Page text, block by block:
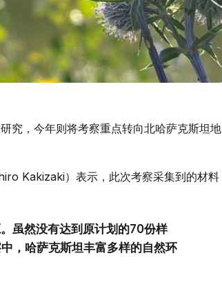
究，今年则将考察重点转向北哈萨克斯坦地
Kakizaki）表示，此次考察采集到的材料
虽然没有达到原计划的70份样
，哈萨克斯坦丰富多样的自然环